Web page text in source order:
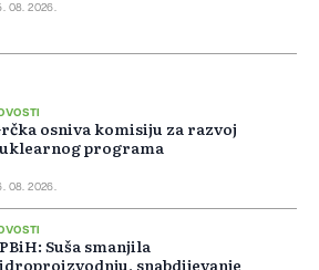
08. 2026.
osniva komisiju za razvoj
programa
08. 2026.
Suša smanjila
snabdijevanje